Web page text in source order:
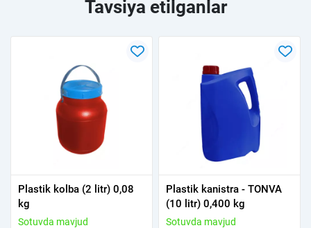
Tavsiya etilganlar
Plastik kolba (2 litr) 0,08
kg
Sotuvda mavjud
Plastik kanistra - TONVA
(10 litr) 0,400 kg
Sotuvda mavjud